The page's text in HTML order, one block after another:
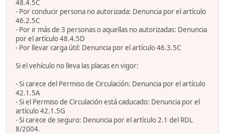
48.4.5C
- Por conducir persona no autorizada: Denuncia por el artículo
46.2.5C
- Por ir más de 3 personas o aquellas no autorizadas: Denuncia
por el artículo 48.4.5D
- Por llevar carga útil: Denuncia por el artículo 46.3.5C
Si el vehículo no lleva las placas en vigor:
- Si carece del Permiso de Circulación: Denuncia por el artículo
42.1.5A
- Si el Permiso de Circulación está caducado: Denuncia por el
artículo 42.1.5G
- Si carece de seguro: Denuncia por el artículo 2.1 del RDL
8/2004.